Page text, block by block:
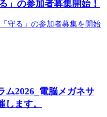
」の参加者募集開始！
守る」の参加者募集を開始
ム2026_電脳メガネサ
します。